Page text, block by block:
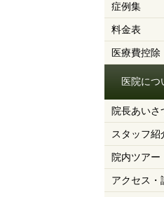
症例集
料金表
医療費控除
医院につ
院長あいさ
スタッフ紹
院内ツアー
アクセス・